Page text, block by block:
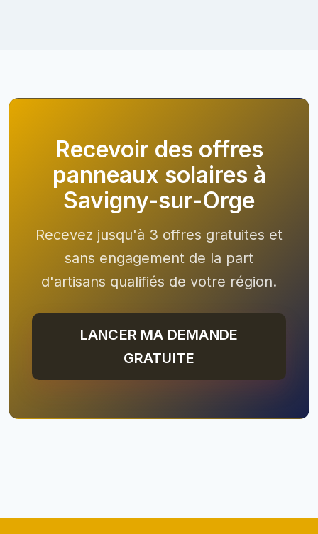
Recevoir des offres
panneaux solaires à
Savigny-sur-Orge
Recevez jusqu'à 3 offres gratuites et
sans engagement de la part
d'artisans qualifiés de votre région.
LANCER MA DEMANDE
GRATUITE